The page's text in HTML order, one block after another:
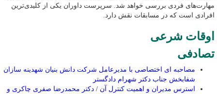
مهارت‌های فردی بررسی خواهد شد. سرپرست داوران یکی از کلیدی‌ترین
افرادی است که در مسابقات نقش دارد.
اوقات شرعی
تصادفی
مصاحبه ای اختصاصی با مدیرعامل شرکت دانش بنیان شهدینه سازان
شفابخش جناب دکتر شهرام دادگستر
استرس مدیران و اهمیت کنترل آن / دکتر محمدرضا صفری چاکری و